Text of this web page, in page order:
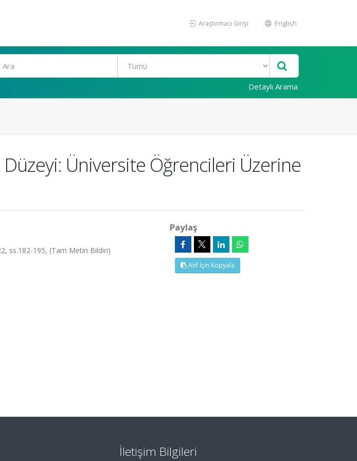
Araştırmacı Girişi English
Detaylı Arama
Üniversite Öğrencileri Üzerine
ss.182-195, (Tam Metin Bildiri)
Paylaş
Atıf İçin Kopyala
İletişim Bilgileri